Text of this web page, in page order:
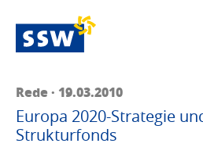
Rede · 19.03.2010
Europa 2020-Strategie
Strukturfonds